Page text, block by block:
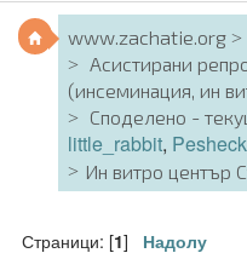
www.zachatie.org
Асистирани
(инсеминация, ин
Споделено -
little_rabbit, Pesheck
Ин витро център
Страници: [1] Надолу